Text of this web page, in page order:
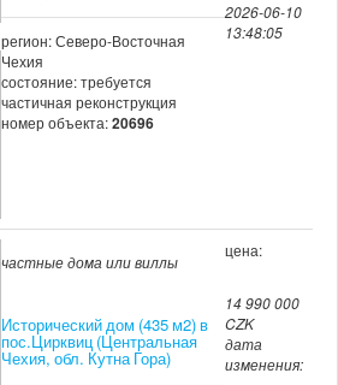
регион: Северо-Восточная
Чехия
состояние: требуется
частичная реконструкция
номер объекта:20696
2026-06-10
13:48:05
частные дома или виллы
Исторический дом (435 м2) в
пос.Цирквиц (Центральная
Чехия, обл. Кутна Гора)
цена:
14 990 000
CZK
дата
изменения: